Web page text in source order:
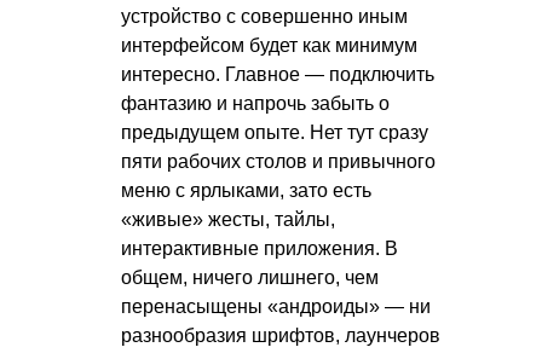
устройство с совершенно иным
интерфейсом будет как минимум
интересно. Главное — подключить
фантазию и напрочь забыть о
предыдущем опыте. Нет тут сразу
пяти рабочих столов и привычного
меню с ярлыками, зато есть
«живые» жесты, тайлы,
интерактивные приложения. В
общем, ничего лишнего, чем
перенасыщены «андроиды» — ни
разнообразия шрифтов, лаунчеров